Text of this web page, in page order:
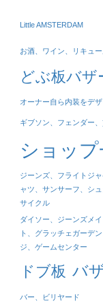
Little AMSTERDAM
お酒、ワイン、リキュ
どぶ板バザ
オーナー自ら内装をデ
ギブソン、フェンダー
ショップ
ジーンズ、フライトジ
ャツ、サンサーフ、シ
サイクル
ダイソー、ジーンズメ
ト、グラッチェガーデ
ジ、ゲームセンター
ドブ板 バ
バー、ビリヤード